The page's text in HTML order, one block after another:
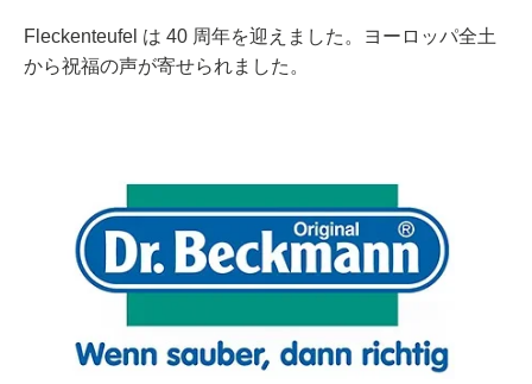
Fleckenteufel は 40 周年を迎えました。ヨーロッパ全土
から祝福の声が寄せられました。